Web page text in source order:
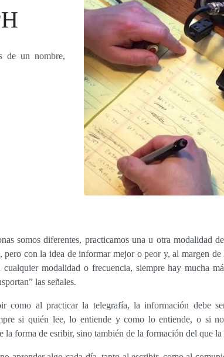
de un nombre,
somos diferentes, practicamos una u otra modalidad
pero con la idea de informar mejor o peor y, al margen
cualquier modalidad o frecuencia, siempre hay mucha
las señales.
como al practicar la telegrafía, la información debe
si quién lee, lo entiende y como lo entiende, o si
la forma de esribir, sino también de la formación del que la